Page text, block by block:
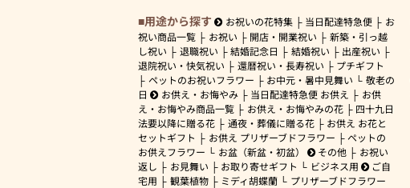
用途から探す お祝いの花特集 当日配達特急便
お
祝い商品一覧
お祝い 開店・開業祝い
新築・引っ越
し祝い
退職祝い 結婚記念日 結婚祝い
出産祝い
退院祝い・快気祝い
還暦祝い・長寿祝い
プチギフト
ペットのお祝いフラワー
お中元・暑中見舞い
敬老の
日
お供え・お悔やみ 当日配達特急便 お供え
お供
え・お悔やみ商品一覧
お供え・お悔やみの花
四十九日
法要以降に贈る花
通夜・葬儀に贈る花
お供え お花と
セットギフト
お供え プリザーブドフラワー
ペットの
お供えフラワー
お盆（新盆・初盆） その他
お祝い
返し
お見舞い お取り寄せギフト ビジネス用
ご自
宅用
観葉植物 ミディ胡蝶蘭 プリザーブドフラワー